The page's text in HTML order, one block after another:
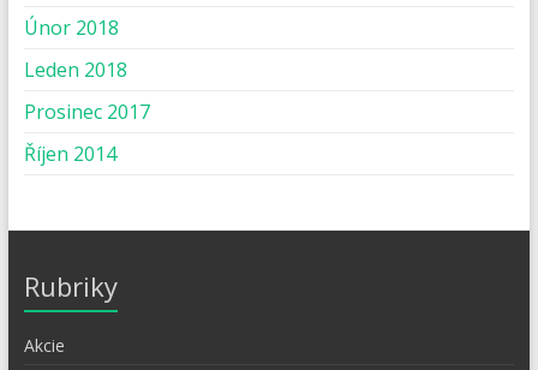
Únor 2018
Leden 2018
Prosinec 2017
Říjen 2014
Rubriky
Akcie